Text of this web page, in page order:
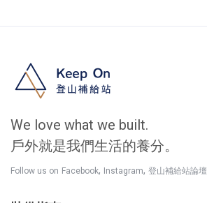
We love what we built.
戶外就是我們生活的養分。
Follow us on Facebook, Instagram, 登山補給站論壇